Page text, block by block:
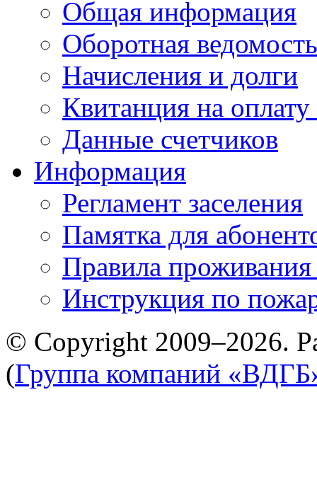
Общая информация
Оборотная ведомость
Начисления и долги
Квитанция на
Данные счетчиков
Информация
Регламент заселения
Памятка для
Правила
Инструкция по
© Copyright 2009–2026.
(Группа компаний